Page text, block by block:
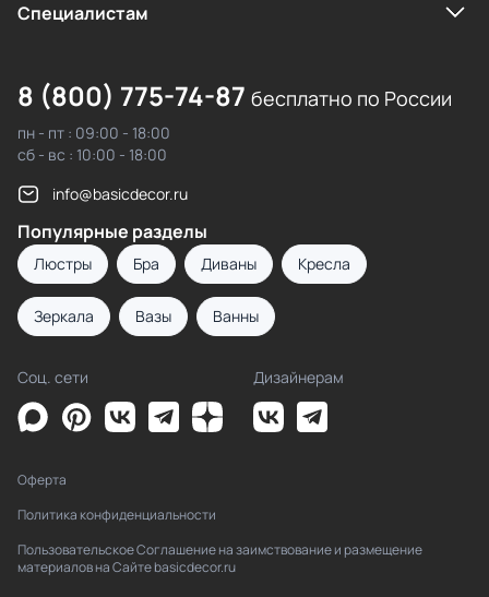
Cпециалистам
8 (800) 775-74-87 бесплатно по России
пн - пт : 09:00 - 18:00
сб - вс : 10:00 - 18:00
info@basicdecor.ru
Популярные разделы
Люстры Бра Диваны Кресла
Зеркала Вазы Ванны
Соц. сети Дизайнерам
Оферта
Политика конфиденциальности
Пользовательское Соглашение на заимствование и размещение
материалов на Сайте basicdecor.ru